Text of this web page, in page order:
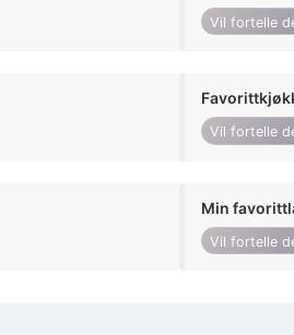
Vil fortelle
Vil fortelle
Min
Vil fortelle